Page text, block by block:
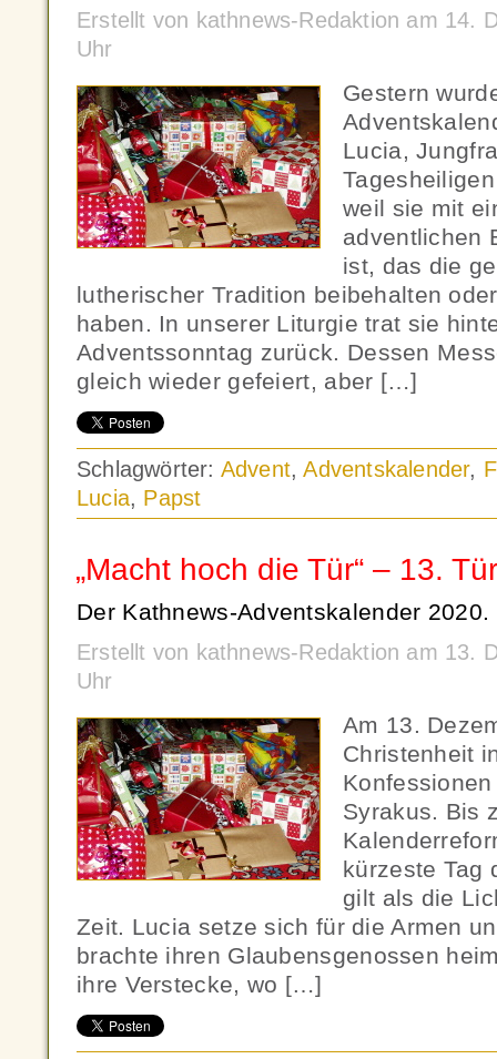
Erstellt von kathnews-Redaktion am 14.
Uhr
Gestern
Lucia,
weil sie mit
adventlichen
ist, das die
lutherischer Tradition beibehalten
haben. In unserer Liturgie trat sie
Adventssonntag zurück. Dessen
gleich wieder gefeiert, aber […]
Schlagwörter: Advent,Adventskalender,
Lucia, Papst
„Macht hoch die Tür“ – 13.
Der Kathnews-Adventskalender 2020.
Erstellt von kathnews-Redaktion am 13.
Uhr
Am 13.
Christenheit
Syrakus. Bis
kürzeste Tag
gilt als die
Zeit. Lucia setze sich für die Armen
brachte ihren Glaubensgenossen
ihre Verstecke, wo […]